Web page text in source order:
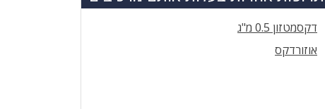
דקסמטזון 0.5 מ"ג
אוזורדקס